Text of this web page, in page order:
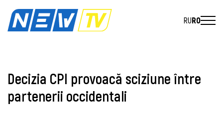
RURO
Decizia CPI provoacă sciziune între
partenerii occidentali